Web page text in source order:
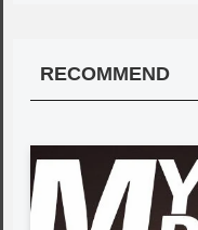
RECOMMEND